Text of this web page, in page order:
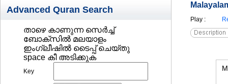
Advanced Quran Search
താഴെ കാണുന്ന സെര്‍ച്ച്‌
ബോക്സില്‍ മലയാളം
ഇംഗ്ലീഷില്‍ ടൈപ്പ് ചെയ്തു
space കീ അടിക്കുക
Key
Play :